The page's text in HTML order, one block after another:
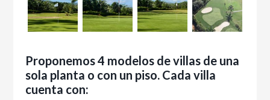
Proponemos 4 modelos de villas de una
sola planta o con un piso. Cada villa
cuenta con: